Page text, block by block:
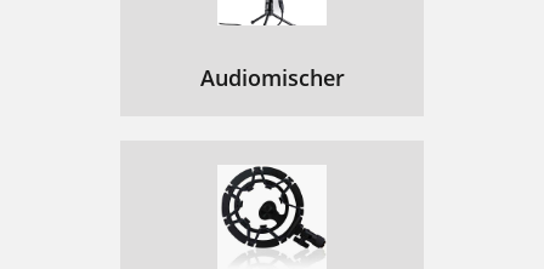
Audiomischer